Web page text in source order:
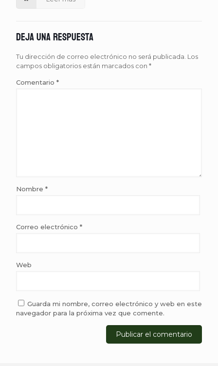
Deja una respuesta
Tu dirección de correo electrónico no será publicada. Los
campos obligatorios están marcados con *
Comentario *
Nombre *
Correo electrónico *
Web
Guarda mi nombre, correo electrónico y web en este
navegador para la próxima vez que comente.